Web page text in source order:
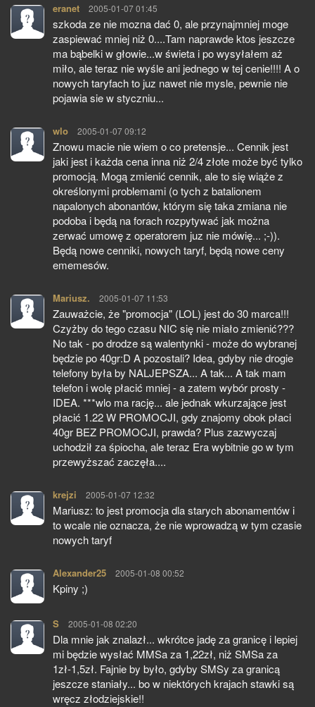
eranet pisze:
2005-01-07 01:45
szkoda ze nie mozna dać 0, ale przynajmniej moge
zaspiewać mniej niż 0....Tam naprawde ktos jeszcze
ma bąbelki w głowie...w świeta i po wysyłałem aż
miło, ale teraz nie wyśle ani jednego w tej cenie!!!! A o
nowych taryfach to juz nawet nie mysle, pewnie nie
pojawia sie w styczniu...
wlo pisze:
2005-01-07 09:12
Znowu macie nie wiem o co pretensje... Cennik jest
jaki jest i każda cena inna niż 2/4 złote może być tylko
promocją. Mogą zmienić cennik, ale to się wiąże z
określonymi problemami (o tych z batalionem
napalonych abonantów, którym się taka zmiana nie
podoba i będą na forach rozpytywać jak można
zerwać umowę z operatorem juz nie mówię... ;-)).
Będą nowe cenniki, nowych taryf, będą nowe ceny
ememesów.
Mariusz. pisze:
2005-01-07 11:53
Zauważcie, że "promocja" (LOL) jest do 30 marca!!!
Czyżby do tego czasu NIC się nie miało zmienić???
No tak - po drodze są walentynki - może do wybranej
będzie po 40gr:D A pozostali? Idea, gdyby nie drogie
telefony była by NALJEPSZA... A tak... A tak mam
telefon i wolę płacić mniej - a zatem wybór prosty -
IDEA. ***wlo ma rację... ale jednak wkurzające jest
płacić 1.22 W PROMOCJI, gdy znajomy obok płaci
40gr BEZ PROMOCJI, prawda? Plus zazwyczaj
uchodził za śpiocha, ale teraz Era wybitnie go w tym
przewyższać zaczęła....
krejzi pisze:
2005-01-07 12:32
Mariusz: to jest promocja dla starych abonamentów i
to wcale nie oznacza, że nie wprowadzą w tym czasie
nowych taryf
Alexander25 pisze:
2005-01-08 00:52
Kpiny ;)
S pisze:
2005-01-08 02:20
Dla mnie jak znalazł... wkrótce jadę za granicę i lepiej
mi będzie wysłać MMSa za 1,22zł, niż SMSa za
1zł-1,5zł. Fajnie by było, gdyby SMSy za granicą
jeszcze staniały... bo w niektórych krajach stawki są
wręcz złodziejskie!!